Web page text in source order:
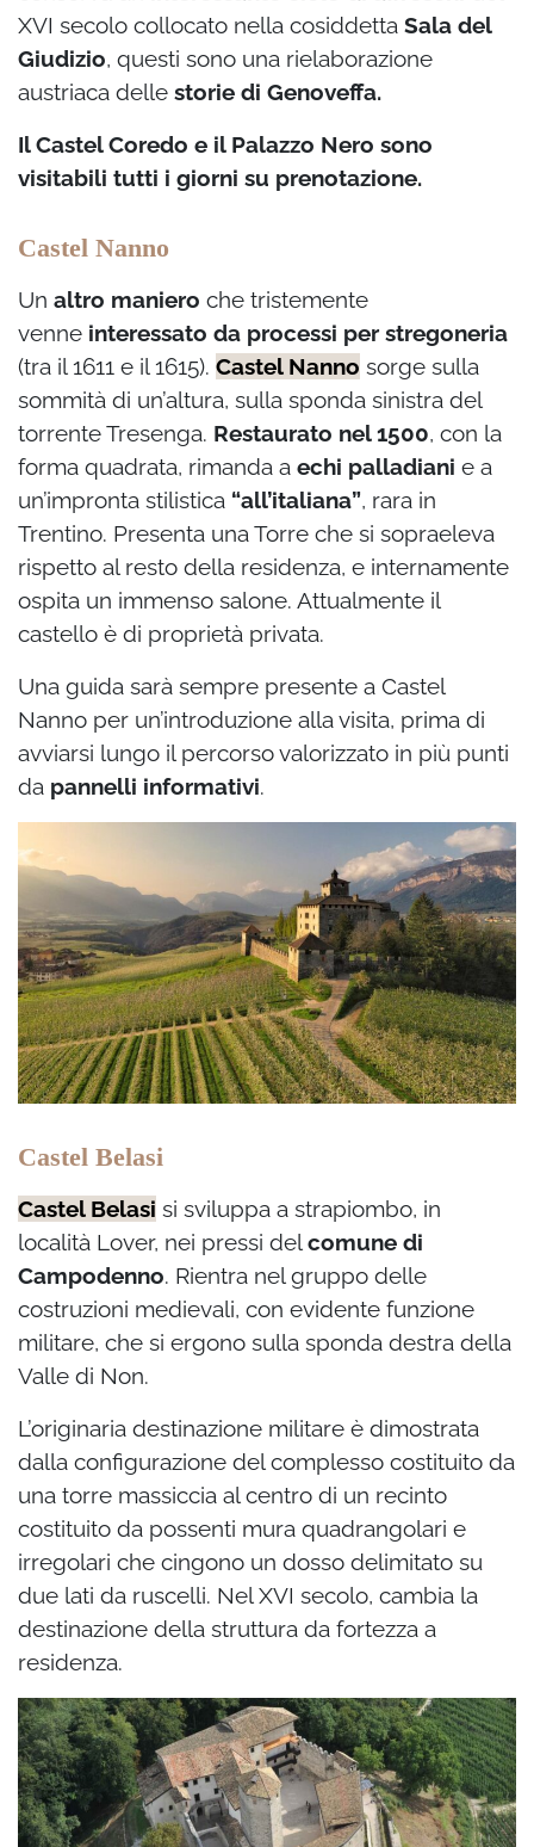
XVI secolo collocato nella cosiddetta Sala del
Giudizio, questi sono una rielaborazione
austriaca delle storie di Genoveffa.
Il Castel Coredo e il Palazzo Nero sono
visitabili tutti i giorni su prenotazione.
Castel Nanno
Un altro maniero che tristemente
venne interessato da processi per stregoneria
(tra il 1611 e il 1615). Castel Nanno sorge sulla
sommità di un’altura, sulla sponda sinistra del
torrente Tresenga. Restaurato nel 1500, con la
forma quadrata, rimanda a echi palladiani e a
un’impronta stilistica “all’italiana”, rara in
Trentino. Presenta una Torre che si sopraeleva
rispetto al resto della residenza, e internamente
ospita un immenso salone. Attualmente il
castello è di proprietà privata.
Una guida sarà sempre presente a Castel
Nanno per un’introduzione alla visita, prima di
avviarsi lungo il percorso valorizzato in più punti
da pannelli informativi.
Castel Belasi
Castel Belasi si sviluppa a strapiombo, in
località Lover, nei pressi delcomune di
Campodenno. Rientra nel gruppo delle
costruzioni medievali, con evidente funzione
militare, che si ergono sulla sponda destra della
Valle di Non.
L’originaria destinazione militare è dimostrata
dalla configurazione del complesso costituito da
una torre massiccia al centro di un recinto
costituito da possenti mura quadrangolari e
irregolari che cingono un dosso delimitato su
due lati da ruscelli. Nel XVI secolo, cambia la
destinazione della struttura da fortezza a
residenza.